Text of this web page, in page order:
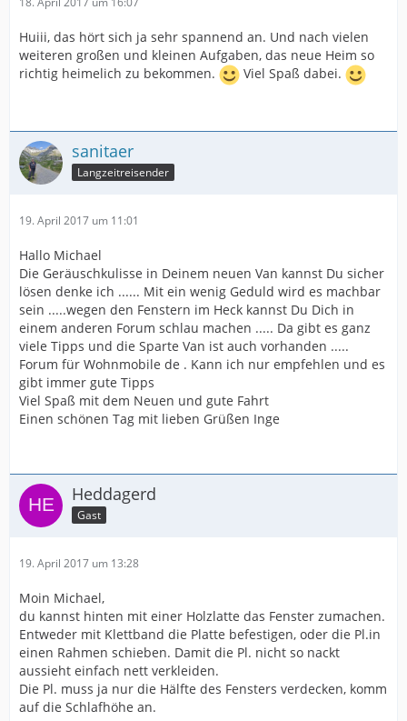
Huiii, das hört sich ja sehr spannend an. Und nach vielen
weiteren großen und kleinen Aufgaben, das neue Heim so
richtig heimelich zu bekommen.
Viel Spaß dabei.
sanitaer
Langzeitreisender
19. April 2017 um 11:01
Hallo Michael
Die Geräuschkulisse in Deinem neuen Van kannst Du sicher
lösen denke ich ...... Mit ein wenig Geduld wird es machbar
sein .....wegen den Fenstern im Heck kannst Du Dich in
einem anderen Forum schlau machen ..... Da gibt es ganz
viele Tipps und die Sparte Van ist auch vorhanden .....
Forum für Wohnmobile de . Kann ich nur empfehlen und es
gibt immer gute Tipps
Viel Spaß mit dem Neuen und gute Fahrt
Einen schönen Tag mit lieben Grüßen Inge
Heddagerd
Gast
19. April 2017 um 13:28
Moin Michael,
du kannst hinten mit einer Holzlatte das Fenster zumachen.
Entweder mit Klettband die Platte befestigen, oder die Pl.in
einen Rahmen schieben. Damit die Pl. nicht so nackt
aussieht einfach nett verkleiden.
Die Pl. muss ja nur die Hälfte des Fensters verdecken, komm
auf die Schlafhöhe an.